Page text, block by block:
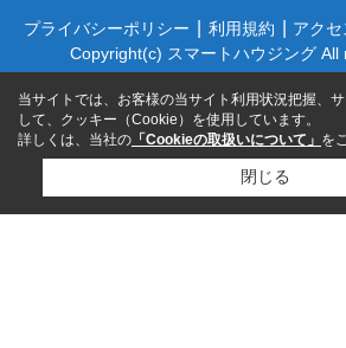
プライバシーポリシー 利用規約 アク
Copyright(c) スマートハウジング All
当サイトでは、お客様の当サイト利用状況把握、
して、クッキー（Cookie）を使用しています。
詳しくは、当社の 「Cookieの取扱いについて」 を
閉じる